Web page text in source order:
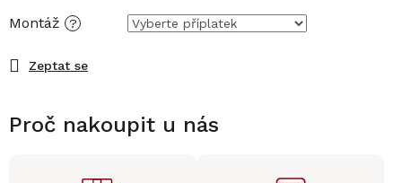
Montáž ?
Zeptat se
Proč nakoupit u nás